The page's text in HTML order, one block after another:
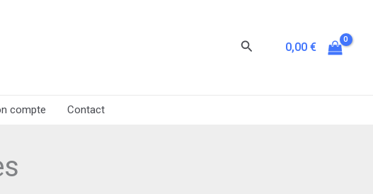
Rechercher
0,00€
compte Contact